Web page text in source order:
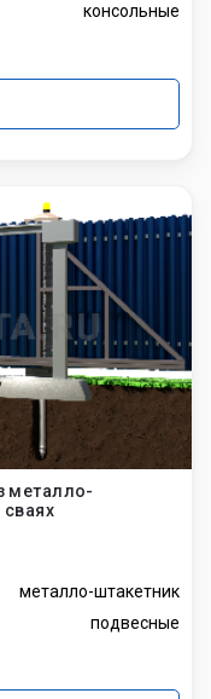
консольные
металло-
металло-штакетник
подвесные